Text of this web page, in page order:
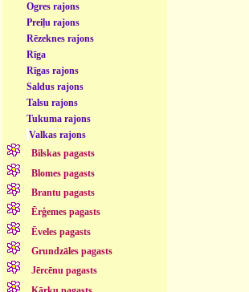
Ogres rajons
Preiļu rajons
Rēzeknes rajons
Rīga
Rīgas rajons
Saldus rajons
Talsu rajons
Tukuma rajons
Valkas rajons
Bilskas pagasts
Blomes pagasts
Brantu pagasts
Ērģemes pagasts
Ēveles pagasts
Grundzāles pagasts
Jērcēnu pagasts